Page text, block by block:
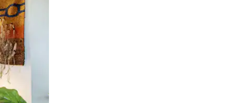
e deslizando o dedo na tela.